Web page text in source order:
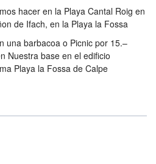
hacer en la Playa Cantal Roig en
de Ifach, en la Playa la Fossa
una barbacoa o Picnic por 15.–
Nuestra base en el edificio
Playa la Fossa de Calpe